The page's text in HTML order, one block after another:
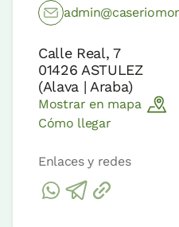
Calle Real, 7
01426 ASTULEZ
(Alava | Araba)
Mostrar en mapa
Cómo llegar
Enlaces y redes